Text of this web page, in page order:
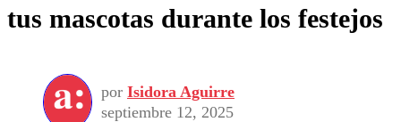
tus mascotas durante los festejos
por Isidora Aguirre
septiembre 12, 2025